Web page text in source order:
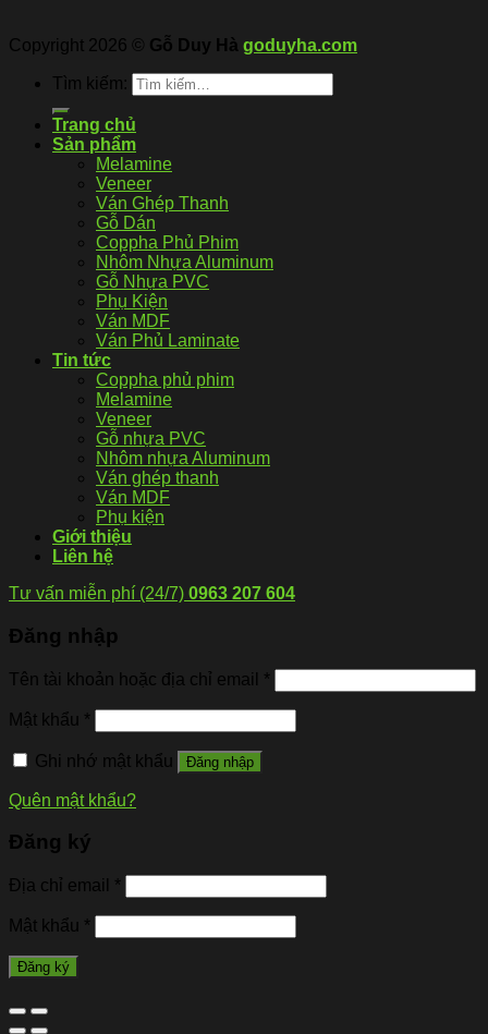
Copyright 2026 © Gỗ Duy Hà goduyha.com
Tìm kiếm:
Trang chủ
Sản phẩm
Melamine
Veneer
Ván Ghép Thanh
Gỗ Dán
Coppha Phủ Phim
Nhôm Nhựa Aluminum
Gỗ Nhựa PVC
Phụ Kiện
Ván MDF
Ván Phủ Laminate
Tin tức
Coppha phủ phim
Melamine
Veneer
Gỗ nhựa PVC
Nhôm nhựa Aluminum
Ván ghép thanh
Ván MDF
Phụ kiện
Giới thiệu
Liên hệ
Tư vấn miễn phí (24/7) 0963 207 604
Đăng nhập
Tên tài khoản hoặc địa chỉ email *
Mật khẩu *
Ghi nhớ mật khẩu Đăng nhập
Quên mật khẩu?
Đăng ký
Địa chỉ email *
Mật khẩu *
Đăng ký